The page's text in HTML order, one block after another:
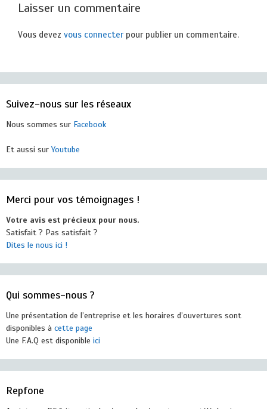
Laisser un commentaire
Vous devez vous connecterpour publier un commentaire.
Suivez-nous sur les réseaux
Nous sommes sur Facebook
Et aussi surYoutube
Merci pour vos témoignages !
Votre avis est précieux pour nous.
Satisfait ? Pas satisfait ?
Dites le nous ici !
Qui sommes-nous ?
Une présentation de l’entreprise et les horaires d’ouvertures sont
disponibles à cette page
Une F.A.Q est disponible ici
Repfone